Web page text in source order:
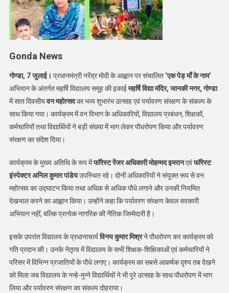
Gonda News
गोण्डा, 7 जुलाई। प्रधानमंत्री नरेंद्र मोदी के आह्वान पर संचालित ‘एक पेड़ माँ के नाम’
अभियान के अंतर्गत महर्षि विद्यालय समूह की इकाईमहर्षि विद्या मंदिर, जानकी नगर, गोण्डा
में सात दिवसीयवन महोत्सवका भव्य शुभारंभ उत्साह एवं पर्यावरण संरक्षण के संकल्प के
साथ किया गया। कार्यक्रम में वन विभाग के अधिकारियों, विद्यालय प्रबंधन, शिक्षकों,
कर्मचारियों तथा विद्यार्थियों ने बड़ी संख्या में भाग लेकर पौधरोपण किया और पर्यावरण
संरक्षण का संदेश दिया।
कार्यक्रम के मुख्य अतिथि के रूप मेंफॉरेस्ट रेंजर अधिकारी मोहम्मद इमरानएवंफॉरेस्ट
इंस्पेक्टर अनिल कुमार पांडेयउपस्थित रहे। दोनों अधिकारियों ने संयुक्त रूप से वन
महोत्सव का उद्घाटन किया तथा अधिक से अधिक पौधे लगाने और उनकी नियमित
देखभाल करने का आह्वान किया। उन्होंने कहा कि पर्यावरण संरक्षण केवल सरकारी
अभियान नहीं, बल्कि प्रत्येक नागरिक की नैतिक जिम्मेदारी है।
इसके उपरांत विद्यालय के प्रधानाचार्यविनय कुमार मिश्रने पौधरोपण कर कार्यक्रम को
गति प्रदान की। उनके नेतृत्व में विद्यालय के सभी शिक्षक-शिक्षिकाओं एवं कर्मचारियों ने
परिसर में विभिन्न प्रजातियों के पौधे लगाए। कार्यक्रम का सबसे आकर्षक दृश्य तब देखने
को मिला जब विद्यालय के नन्हे-मुन्ने विद्यार्थियों ने भी पूरे उत्साह के साथ पौधरोपण में भाग
लिया और पर्यावरण संरक्षण का संकल्प दोहराया।